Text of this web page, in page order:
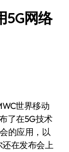
5G网络
了在5G技术
的应用，以
在发布会上